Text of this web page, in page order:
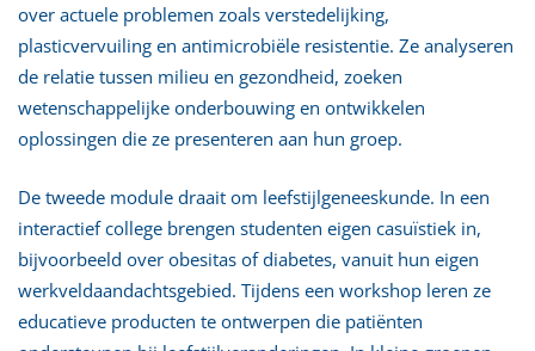
over actuele problemen zoals verstedelijking,
plasticvervuiling en antimicrobiële resistentie. Ze analyseren
de relatie tussen milieu en gezondheid, zoeken
wetenschappelijke onderbouwing en ontwikkelen
oplossingen die ze presenteren aan hun groep.
De tweede module draait om leefstijlgeneeskunde. In een
interactief college brengen studenten eigen casuïstiek in,
bijvoorbeeld over obesitas of diabetes, vanuit hun eigen
werkveldaandachtsgebied. Tijdens een workshop leren ze
educatieve producten te ontwerpen die patiënten